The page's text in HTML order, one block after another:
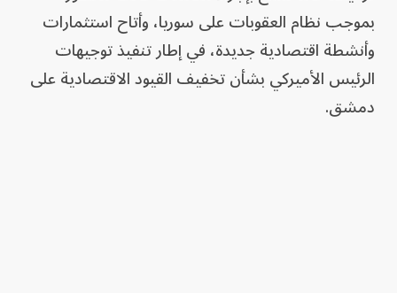
بموجب نظام العقوبات على سوريا، وأتاح استثمارات
وأنشطة اقتصادية جديدة، في إطار تنفيذ توجيهات
الرئيس الأميركي بشأن تخفيف القيود الاقتصادية على
دمشق.